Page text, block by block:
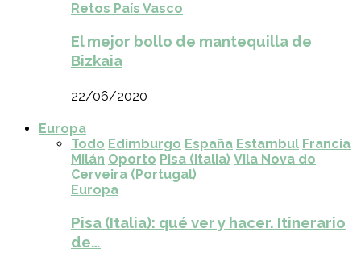
Retos País Vasco
El mejor bollo de mantequilla de
Bizkaia
22/06/2020
Europa
Todo Edimburgo España Estambul Francia
Milán Oporto Pisa (Italia) Vila Nova do
Cerveira (Portugal)
Europa
Pisa (Italia): qué ver y hacer. Itinerario
de…